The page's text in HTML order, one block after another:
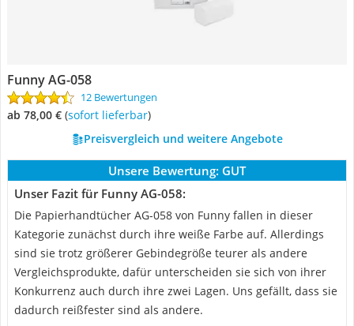
Funny AG-058
12 Bewertungen
ab 78,00 € ( Sofort lieferbar)
Preisvergleich und weitere Angebote
Unsere Bewertung: GUT
Unser Fazit für Funny AG-058:
Die Papierhandtücher AG-058 von Funny fallen in dieser
Kategorie zunächst durch ihre weiße Farbe auf. Allerdings
sind sie trotz größerer Gebindegröße teurer als andere
Vergleichsprodukte, dafür unterscheiden sie sich von ihrer
Konkurrenz auch durch ihre zwei Lagen. Uns gefällt, dass sie
dadurch reißfester sind als andere.